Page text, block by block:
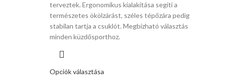
terveztek. Ergonomikus kialakítása segíti a
természetes ökölzárást, széles tépőzára pedig
stabilan tartja a csuklót. Megbízható választás
minden küzdősporthoz.
Opciók választása